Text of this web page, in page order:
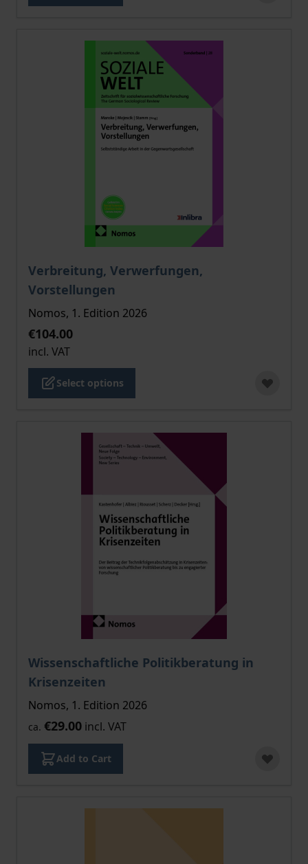
Verbreitung, Verwerfungen,
Vorstellungen
The price depends on the options chosen on the
Nomos, 1. Edition 2026
€104.00
incl. VAT
Select options
Wissenschaftliche Politikberatung in
Krisenzeiten
Nomos, 1. Edition 2026
ca. €29.00 incl. VAT
Add to Cart